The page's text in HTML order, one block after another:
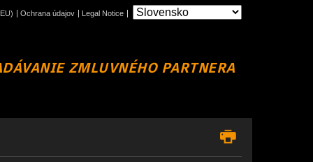
Ochrana údajov Legal Notice
ZMLUVNÉHO PARTNERA